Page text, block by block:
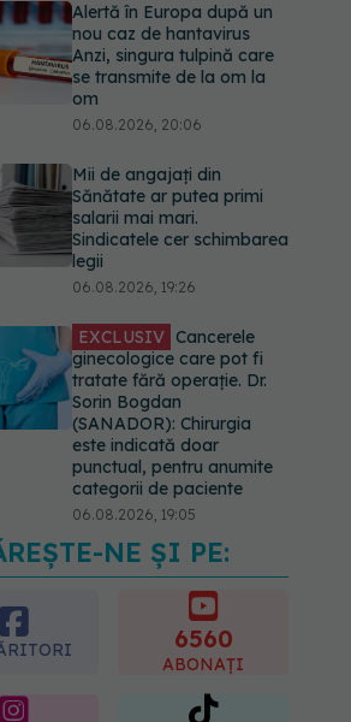
Alertă în Europa după un
nou caz de hantavirus
Anzi, singura tulpină care
se transmite de la om la
om
06.08.2026, 20:06
Mii de angajați din
Sănătate ar putea primi
salarii mai mari.
Sindicatele cer schimbarea
legii
06.08.2026, 19:26
EXCLUSIV Cancerele
ginecologice care pot fi
tratate fără operație. Dr.
Sorin Bogdan
(SANADOR): Chirurgia
este indicată doar
punctual, pentru anumite
categorii de paciente
06.08.2026, 19:05
EXCLUSIV Brahiterapie
vs radioterapie externă în
cancerul ginecologic. Dr.
Sorin Bogdan (SANADOR)
explică diferența și cum
acționează tratamentul
NE ȘI PE:
6560
ABONAȚI